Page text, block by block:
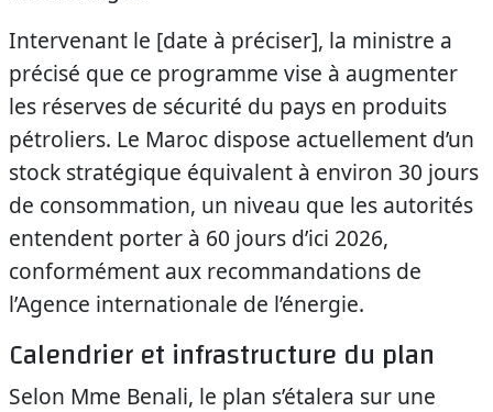
Intervenant le [date à préciser], la ministre a
précisé que ce programme vise à augmenter
les réserves de sécurité du pays en produits
pétroliers. Le Maroc dispose actuellement d’un
stock stratégique équivalent à environ 30 jours
de consommation, un niveau que les autorités
entendent porter à 60 jours d’ici 2026,
conformément aux recommandations de
l’Agence internationale de l’énergie.
Calendrier et infrastructure du plan
Selon Mme Benali, le plan s’étalera sur une